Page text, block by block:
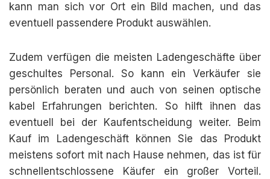
kann man sich vor Ort ein Bild machen, und das
eventuell passendere Produkt auswählen.
Zudem verfügen die meisten Ladengeschäfte über
geschultes Personal. So kann ein Verkäufer sie
persönlich beraten und auch von seinen optische
kabel Erfahrungen berichten. So hilft ihnen das
eventuell bei der Kaufentscheidung weiter. Beim
Kauf im Ladengeschäft können Sie das Produkt
meistens sofort mit nach Hause nehmen, das ist für
schnellentschlossene Käufer ein großer Vorteil.